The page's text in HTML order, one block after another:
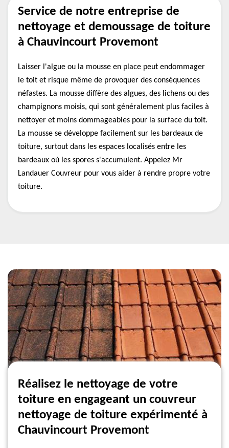
Service de notre entreprise de
nettoyage et demoussage de toiture
à Chauvincourt Provemont
Laisser l'algue ou la mousse en place peut endommager
le toit et risque même de provoquer des conséquences
néfastes. La mousse diffère des algues, des lichens ou des
champignons moisis, qui sont généralement plus faciles à
nettoyer et moins dommageables pour la surface du toit.
La mousse se développe facilement sur les bardeaux de
toiture, surtout dans les espaces localisés entre les
bardeaux où les spores s'accumulent. Appelez Mr
Landauer Couvreur pour vous aider à rendre propre votre
toiture.
Réalisez le nettoyage de votre
toiture en engageant un couvreur
nettoyage de toiture expérimenté à
Chauvincourt Provemont